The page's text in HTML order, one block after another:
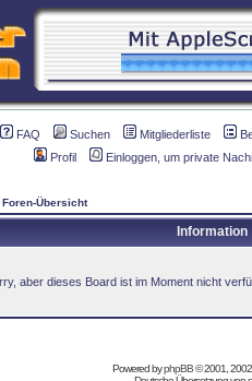
FAQ Suchen Mitgliederliste
Profil
Einloggen, um private
Übersicht
Information
aber dieses Board ist im Moment nicht
Powered byphpBB© 2001,